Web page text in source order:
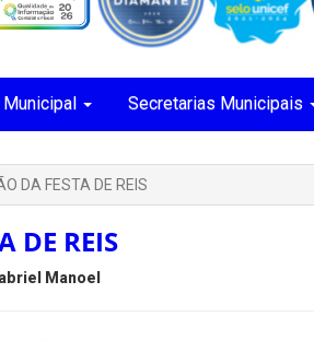
Municipal Secretarias Municipais
DA FESTA DE REIS
DE REIS
Manoel